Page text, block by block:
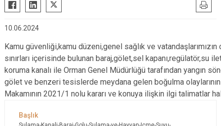
Gölmarmara
Gördes
Köprübaşı
Kula
Yunusemre
10.06.2024
Kamu güvenliği,kamu düzeni,genel sağlık ve
sınırları içerisinde bulunan baraj,gölet,sel kapanı,regülatör,su
koruma kanalı ile Orman Genel Müdürlüğü tarafından yangın
gölet ve benzeri tesislerde meydana gelen boğulma
Makamının 2021/1 nolu kararı ve konuya ilişkin ilgi talimatlar